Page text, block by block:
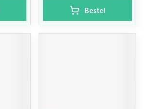
Bestel